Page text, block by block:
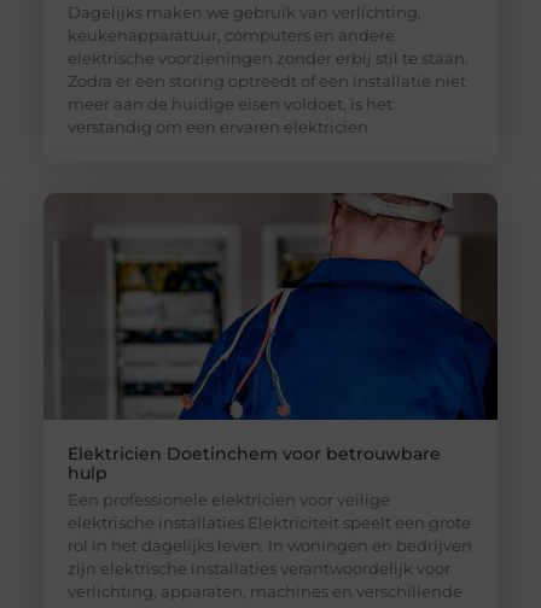
Dagelijks maken we gebruik van verlichting,
keukenapparatuur, computers en andere
elektrische voorzieningen zonder erbij stil te staan.
Zodra er een storing optreedt of een installatie niet
meer aan de huidige eisen voldoet, is het
verstandig om een ervaren elektricien
Elektricien Doetinchem voor betrouwbare
hulp
Een professionele elektricien voor veilige
elektrische installaties Elektriciteit speelt een grote
rol in het dagelijks leven. In woningen en bedrijven
zijn elektrische installaties verantwoordelijk voor
verlichting, apparaten, machines en verschillende